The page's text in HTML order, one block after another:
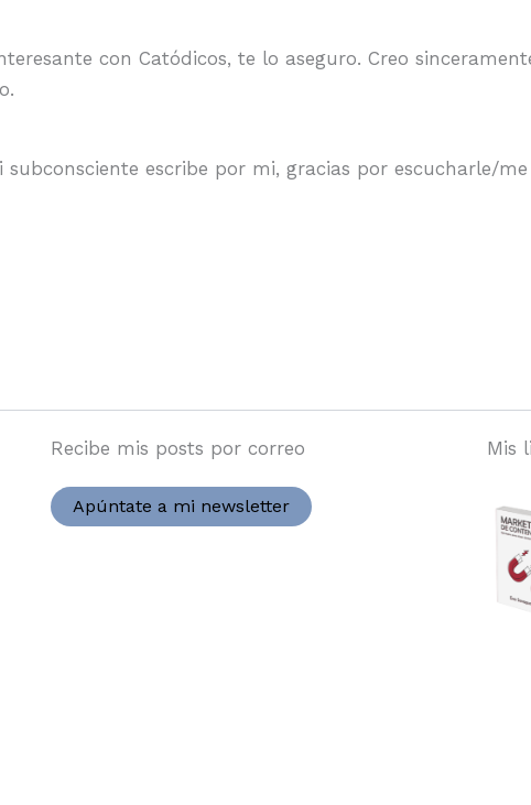
con Catódicos, te lo aseguro. Creo
subconsciente escribe por mi, gracias por escucharle/me
Recibe mis posts por correo
Apúntate a mi newsletter
Mis